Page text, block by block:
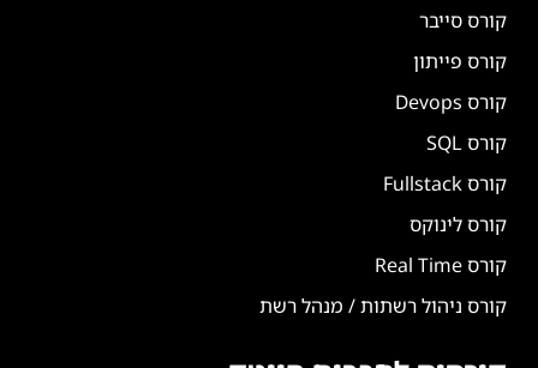
קורס סייבר
קורס פייתון
קורס Devops
קורס SQL
קורס Fullstack
קורס לינוקס
קורס Real Time
קורס ניהול רשתות / מנהל רשת